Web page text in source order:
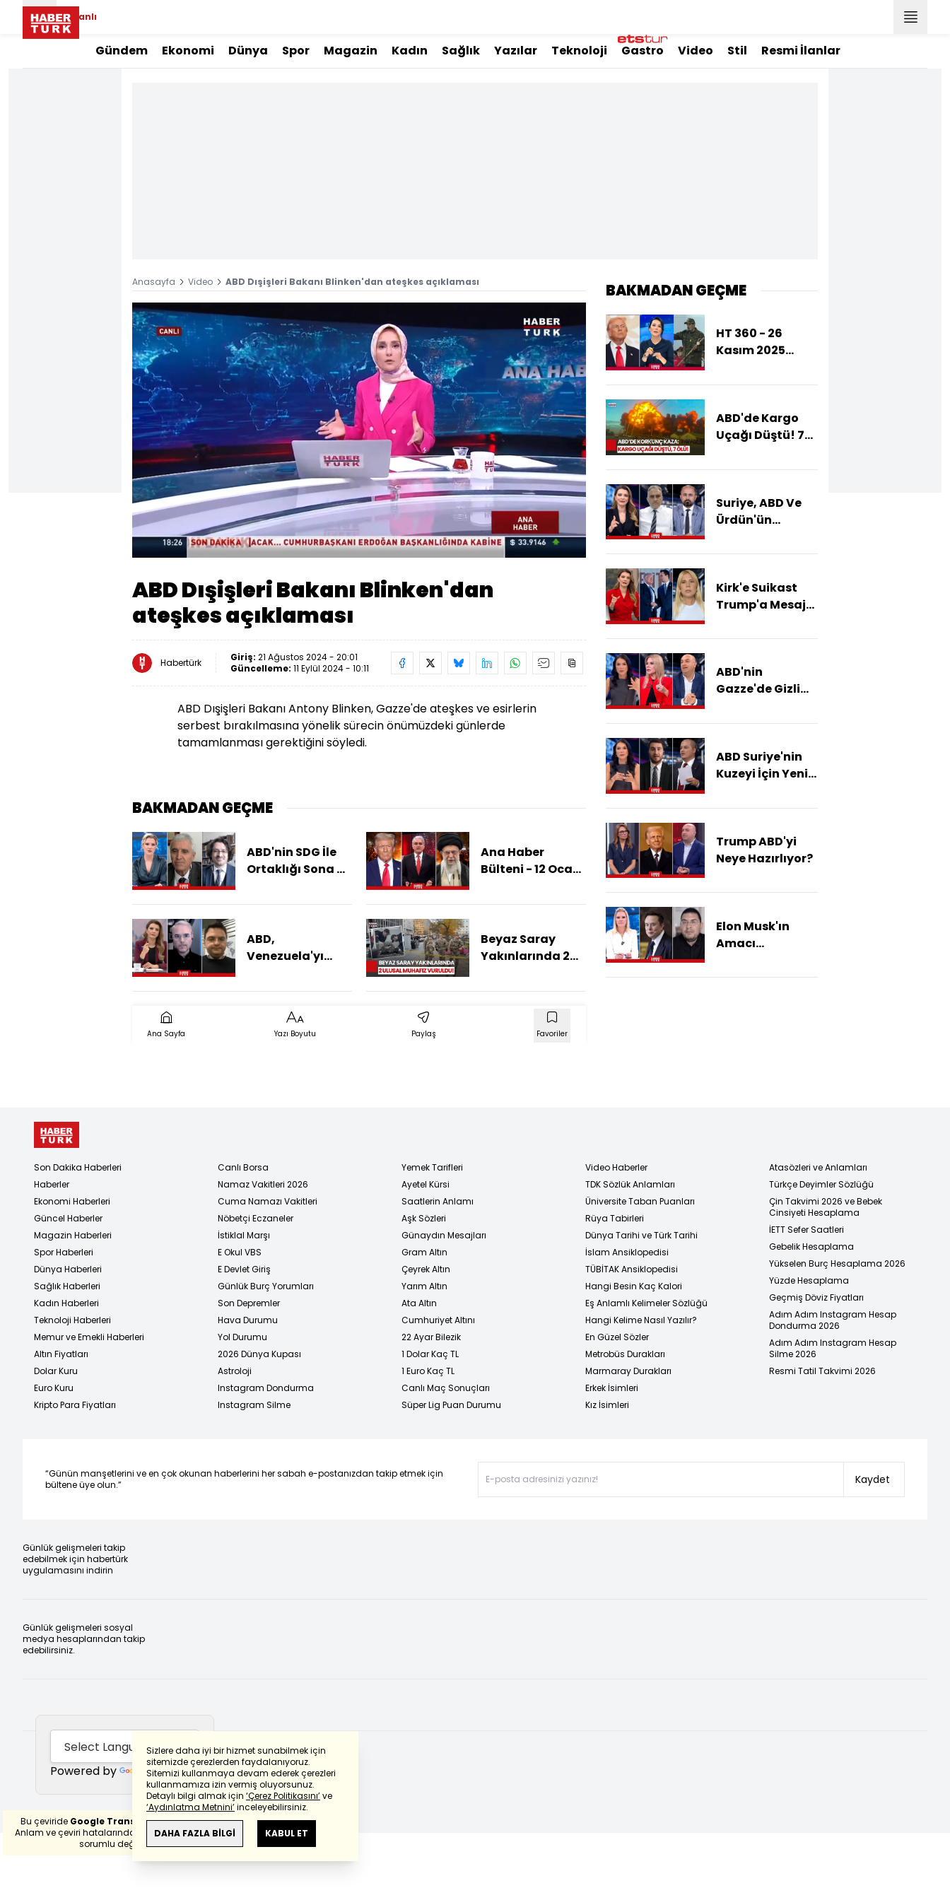
Canlı
Gündem Ekonomi Dünya Spor Magazin Kadın Sağlık Yazılar Teknoloji Gastro Video Stil Resmi İlanlar
Anasayfa Video ABD Dışişleri Bakanı Blinken'dan ateşkes açıklaması
Sesi
Yüklendi:
39.01%
Oynatma
ABD Dışişleri Bakanı Blinken'dan
ateşkes açıklaması
Habertürk Giriş: 21 Ağustos 2024 - 20:01
Güncelleme: 11 Eylül 2024 - 10:11
ABD Dışişleri Bakanı Antony Blinken, Gazze'de ateşkes ve esirlerin
serbest bırakılmasına yönelik sürecin önümüzdeki günlerde
tamamlanması gerektiğini söyledi.
BAKMADAN GEÇME
ABD'nin SDG İle
Ortaklığı Sona Mı
Ana Haber
Bülteni - 12 Ocak
İran'a Askeri
Mu?)
ABD,
Venezuela'yı
Çökertti?
Beyaz Saray
Yakınlarında 2
Vuruldu:
Açıklaması
Ana Sayfa Yazı Boyutu Paylaş Favoriler
BAKMADAN GEÇME
HT 360 - 26
Kasım 2025
Venezuela'dan
ABD'de Kargo
Uçağı Düştü! 7
Yitirdi!
Suriye, ABD Ve
Ürdün'ün
Haritasında Ne
Kirk'e Suikast
Trump'a Mesaj
ABD'nin
Gazze'de Gizli
ABD Suriye'nin
Kuzeyi İçin Yeni
Mi Arıyor?
Trump ABD'yi
Neye Hazırlıyor?
Elon Musk'ın
Amacı
Arayı Bozmak
Sizlere daha iyi bir hizmet sunabilmek için
sitemizde çerezlerden faydalanıyoruz.
Sitemizi kullanmaya devam ederek çerezleri
kullanmamıza izin vermiş oluyorsunuz.
Detaylı bilgi almak için ‘Çerez Politikasını’ve
‘Aydınlatma Metnini’inceleyebilirsiniz.
DAHA FAZLA BİLGİ KABUL ET
Son Dakika Haberleri
Haberler
Ekonomi Haberleri
Güncel Haberler
Magazin Haberleri
Spor Haberleri
Dünya Haberleri
Sağlık Haberleri
Kadın Haberleri
Teknoloji Haberleri
Memur ve Emekli Haberleri
Altın Fiyatları
Dolar Kuru
Euro Kuru
Kripto Para Fiyatları
Canlı Borsa
Namaz Vakitleri 2026
Cuma Namazı Vakitleri
Nöbetçi Eczaneler
İstiklal Marşı
E Okul VBS
E Devlet Giriş
Günlük Burç Yorumları
Son Depremler
Hava Durumu
Yol Durumu
2026 Dünya Kupası
Astroloji
Instagram Dondurma
Instagram Silme
Yemek Tarifleri
Ayetel Kürsi
Saatlerin Anlamı
Aşk Sözleri
Günaydın Mesajları
Gram Altın
Çeyrek Altın
Yarım Altın
Ata Altın
Cumhuriyet Altını
22 Ayar Bilezik
1 Dolar Kaç TL
1 Euro Kaç TL
Canlı Maç Sonuçları
Süper Lig Puan Durumu
Video Haberler
TDK Sözlük Anlamları
Üniversite Taban Puanları
Rüya Tabirleri
Dünya Tarihi ve Türk Tarihi
İslam Ansiklopedisi
TÜBİTAK Ansiklopedisi
Hangi Besin Kaç Kalori
Eş Anlamlı Kelimeler Sözlüğü
Hangi Kelime Nasıl Yazılır?
En Güzel Sözler
Metrobüs Durakları
Marmaray Durakları
Erkek İsimleri
Kız İsimleri
Atasözleri ve Anlamları
Türkçe Deyimler Sözlüğü
Çin Takvimi 2026 ve Bebek
Cinsiyeti Hesaplama
İETT Sefer Saatleri
Gebelik Hesaplama
Yükselen Burç Hesaplama 2026
Yüzde Hesaplama
Geçmiş Döviz Fiyatları
Adım Adım Instagram Hesap
Dondurma 2026
Adım Adım Instagram Hesap
Silme 2026
Resmi Tatil Takvimi 2026
“Günün manşetlerini ve en çok okunan haberlerini her sabah e-postanızdan takip etmek için
bültene üye olun.”
Kaydet
Günlük gelişmeleri takip
edebilmek için habertürk
uygulamasını indirin
Günlük gelişmeleri sosyal
medya hesaplarından takip
edebilirsiniz.
Powered by Translate
Bu çeviride Google Transletekullanılmıştır.
Anlam ve çeviri hatalarından
haberturk.com
sorumlu değildir.